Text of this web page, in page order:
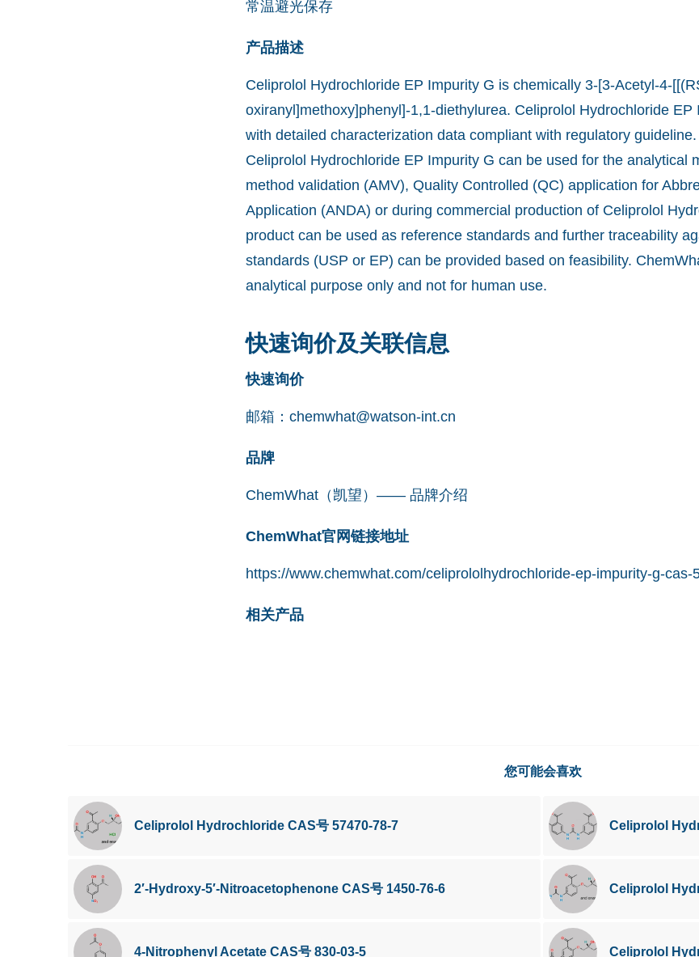
常温避光保存
产品描述
Celiprolol Hydrochloride EP Impurity G is chemically 3-[3-Acetyl-4-
oxiranyl]methoxy]phenyl]-1,1-diethylurea. Celiprolol Hydrochloride EP
with detailed characterization data compliant with regulatory guideline.
Celiprolol Hydrochloride EP Impurity G can be used for the analytical
method validation (AMV), Quality Controlled (QC) application for
Application (ANDA) or during commercial production of Celiprolol
product can be used as reference standards and further traceability
standards (USP or EP) can be provided based on feasibility.
analytical purpose only and not for human use.
快速询价及关联信息
快速询价
邮箱： chemwhat@watson-int.cn
品牌
ChemWhat（凯望）—— 品牌介绍
ChemWhat官网链接地址
https://www.chemwhat.com/celiprololhydrochloride-ep-impurity-g-cas-
相关产品
您可能会喜欢
Celiprolol Hydrochloride CAS号 57470-78-7 Celiprolol
2′-Hydroxy-5′-Nitroacetophenone CAS号 1450-76-6 Celiprolol
4-Nitrophenyl Acetate CAS号 830-03-5 Celiprolol